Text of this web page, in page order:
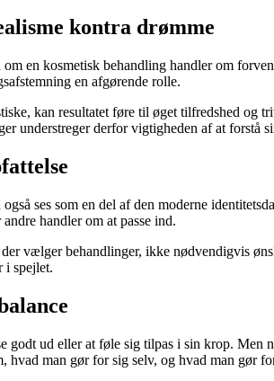
kontra drømme
en kosmetisk behandling handler om
en afgørende rolle.
kan resultatet føre til øget tilfredshed og
understreger derfor vigtigheden af at forstå
ses som en del af den moderne
handler om at passe ind.
der vælger behandlinger, ikke nødvendigvis
i spejlet.
godt ud eller at føle sig tilpas i sin krop.
hvad man gør for sig selv, og hvad man gør